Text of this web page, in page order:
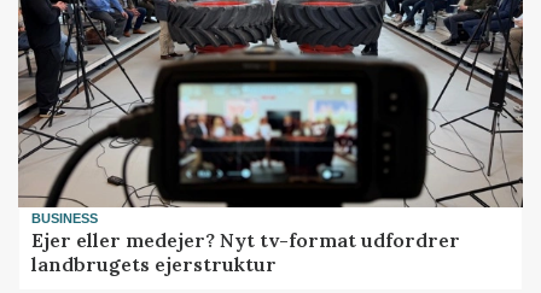
BUSINESS
Ejer eller medejer? Nyt tv-format udfordrer
landbrugets ejerstruktur